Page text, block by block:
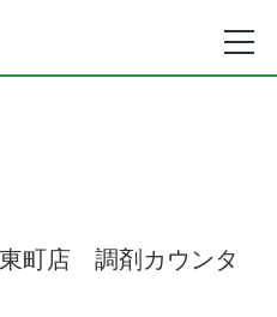
町店 調剤カウンタ